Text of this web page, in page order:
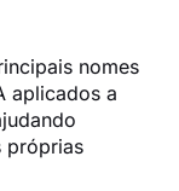
nomes
aplicados a
próprias